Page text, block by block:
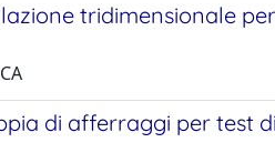
tridimensionale
di afferraggi per test